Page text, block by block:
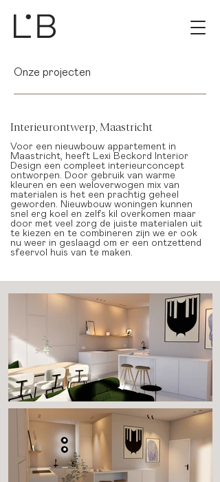
Onze projecten
Interieurontwerp, Maastricht
Voor een nieuwbouw appartement in
Maastricht, heeft Lexi Beckord Interior
Design een compleet interieurconcept
ontworpen. Door gebruik van warme
kleuren en een weloverwogen mix van
materialen is het een prachtig geheel
geworden. Nieuwbouw woningen kunnen
snel erg koel en zelfs kil overkomen maar
door met veel zorg de juiste materialen uit
te kiezen en te combineren zijn we er ook
nu weer in geslaagd om er een ontzettend
sfeervol huis van te maken.